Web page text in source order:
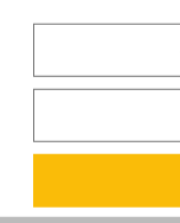
DÉCOUVERTE